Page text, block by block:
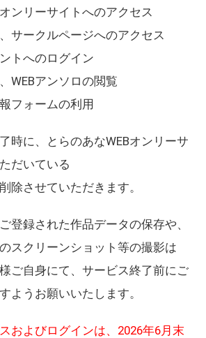
ンリーサイトへのアクセス
サークルページへのアクセス
トへのログイン
WEBアンソロの閲覧
フォームの利用
時に、とらのあなWEBオンリーサ
だいている
除させていただきます。
登録された作品データの保存や、
スクリーンショット等の撮影は
ご自身にて、サービス終了前にご
ようお願いいたします。
およびログインは、2026年6月末